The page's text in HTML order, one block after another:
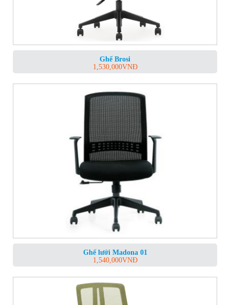
Ghế Brosi
1,530,000VNĐ
Ghế lưới Madona 01
1,540,000VNĐ